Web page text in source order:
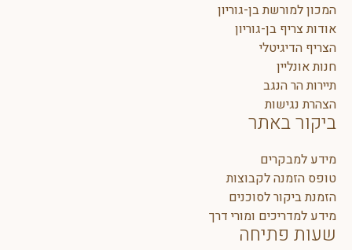
המכון למורשת בן-גוריון
אודות צריף בן-גוריון
הצריף הדיגיטלי
חנות אונליין
תיירות הר הנגב
הצהרת נגישות
ביקור באתר
מידע למבקרים
טופס הזמנה לקבוצות
הזמנת ביקור לסוכנים
מידע למדריכים ומורי דרך
שעות פתיחה